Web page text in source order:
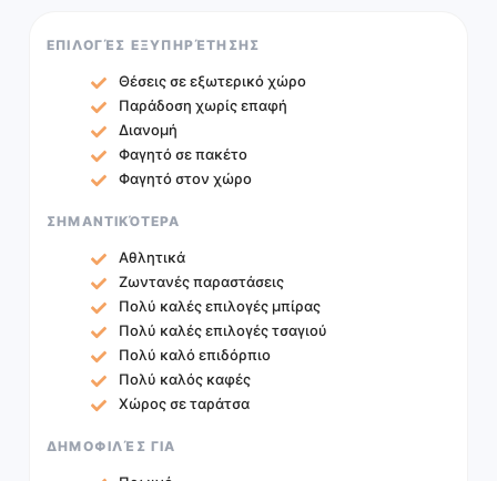
ΕΠΙΛΟΓΈΣ ΕΞΥΠΗΡΈΤΗΣΗΣ
Θέσεις σε εξωτερικό χώρο
Παράδοση χωρίς επαφή
Διανομή
Φαγητό σε πακέτο
Φαγητό στον χώρο
ΣΗΜΑΝΤΙΚΌΤΕΡΑ
Αθλητικά
Ζωντανές παραστάσεις
Πολύ καλές επιλογές μπίρας
Πολύ καλές επιλογές τσαγιού
Πολύ καλό επιδόρπιο
Πολύ καλός καφές
Χώρος σε ταράτσα
ΔΗΜΟΦΙΛΈΣ ΓΙΑ